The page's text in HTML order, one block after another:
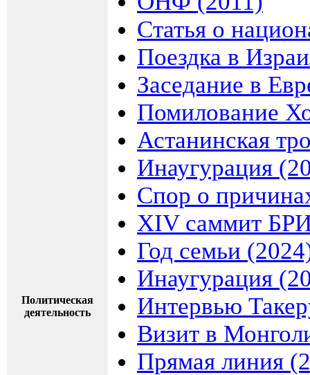
Политическая
деятельность
Статья о
Поездка в
Заседание в
Помилование
Астанинская
Инаугурация
Спор о
XIV саммит
Год семьи
Инаугурация
Интервью
Визит в
Прямая линия